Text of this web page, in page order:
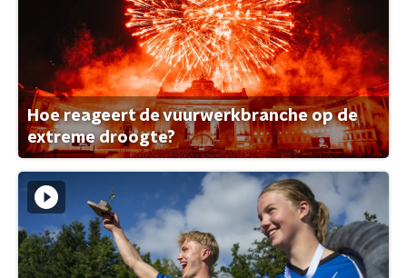
Hoe reageert de vuurwerkbranche op de
extreme droogte?